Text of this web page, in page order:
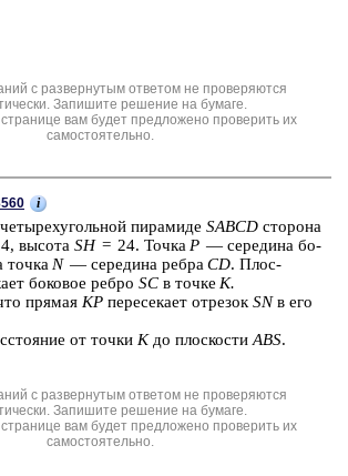
с развернутым ответом не проверяются
Запишите решение на бумаге.
вам будет предложено проверить их
самостоятельно.
i
пи­ра­ми­де SABCD сто­ро­на
вы­со­та SH= 24. Точка P — се­ре­ди­на бо­
точка N— се­ре­ди­на ребра CD. Плос­
бо­ко­вое ребро SC в точке K.
пря­мая KP пе­ре­се­ка­ет от­ре­зок SNв его
от точки Kдо плос­ко­сти ABS.
с развернутым ответом не проверяются
Запишите решение на бумаге.
вам будет предложено проверить их
самостоятельно.